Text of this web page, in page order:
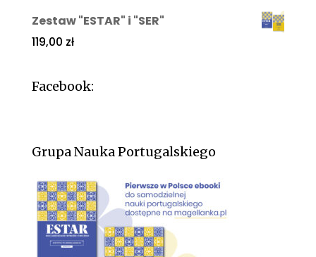
Zestaw "ESTAR" i "SER"
119,00 zł
Facebook:
Grupa Nauka Portugalskiego